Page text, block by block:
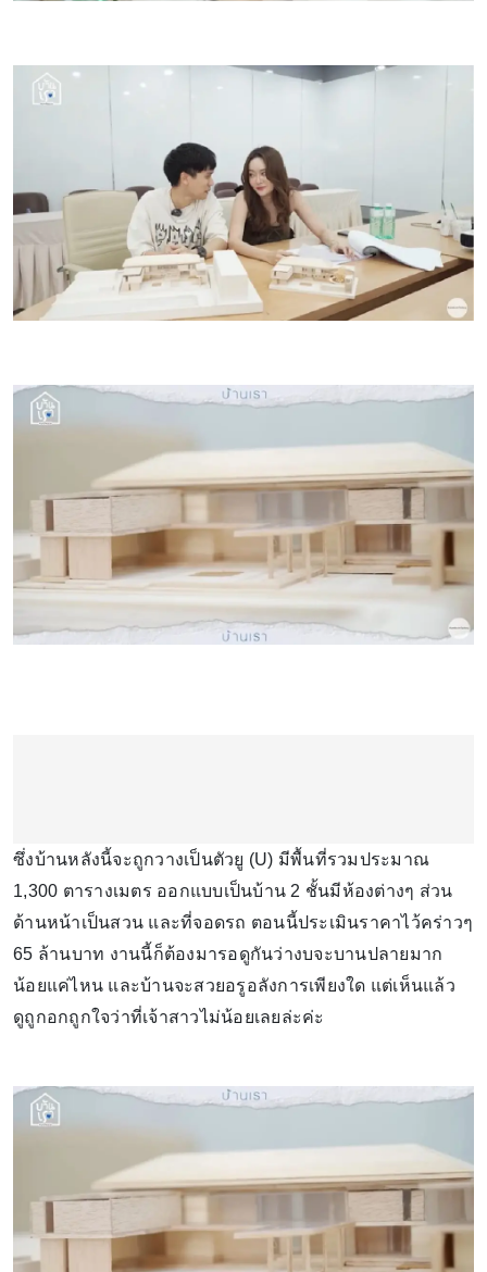
ซึ่งบ้านหลังนี้จะถูกวางเป็นตัวยู (U) มีพื้นที่รวมประมาณ
1,300 ตารางเมตร ออกแบบเป็นบ้าน 2 ชั้นมีห้องต่างๆ ส่วน
ด้านหน้าเป็นสวน และที่จอดรถ ตอนนี้ประเมินราคาไว้คร่าวๆ
65 ล้านบาท งานนี้ก็ต้องมารอดูกันว่างบจะบานปลายมาก
น้อยแค่ไหน และบ้านจะสวยอรูอลังการเพียงใด แต่เห็นแล้ว
ดูถูกอกถูกใจว่าที่เจ้าสาวไม่น้อยเลยล่ะค่ะ